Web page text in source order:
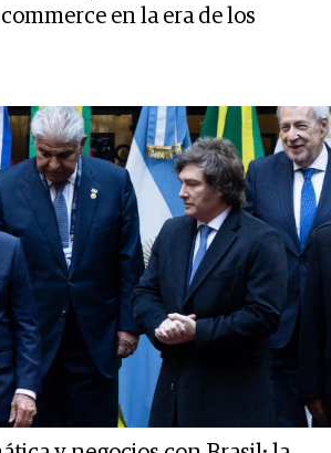
en la era de los